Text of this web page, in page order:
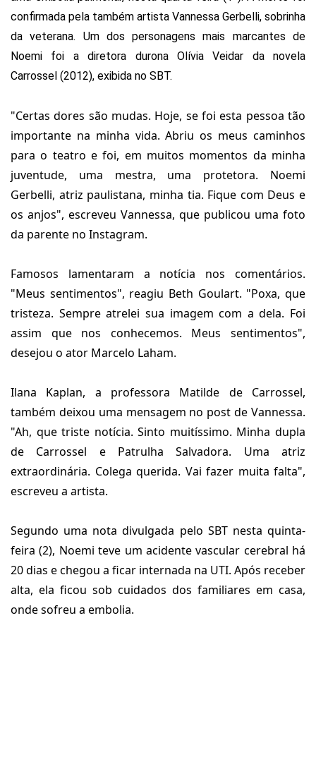
confirmada pela também artista Vannessa Gerbelli, sobrinha
da veterana. Um dos personagens mais marcantes de
Noemi foi a diretora durona Olívia Veidar da novela
Carrossel (2012), exibida no SBT.
"Certas dores são mudas. Hoje, se foi esta pessoa tão
importante na minha vida. Abriu os meus caminhos
para o teatro e foi, em muitos momentos da minha
juventude, uma mestra, uma protetora. Noemi
Gerbelli, atriz paulistana, minha tia. Fique com Deus e
os anjos", escreveu Vannessa, que publicou uma foto
da parente no Instagram.
Famosos lamentaram a notícia nos comentários.
"Meus sentimentos", reagiu Beth Goulart. "Poxa, que
tristeza. Sempre atrelei sua imagem com a dela. Foi
assim que nos conhecemos. Meus sentimentos",
desejou o ator Marcelo Laham.
Ilana Kaplan, a professora Matilde de Carrossel,
também deixou uma mensagem no post de Vannessa.
"Ah, que triste notícia. Sinto muitíssimo. Minha dupla
de Carrossel e Patrulha Salvadora. Uma atriz
extraordinária. Colega querida. Vai fazer muita falta",
escreveu a artista.
Segundo uma nota divulgada pelo SBT nesta quinta-
feira (2), Noemi teve um acidente vascular cerebral há
20 dias e chegou a ficar internada na UTI. Após receber
alta, ela ficou sob cuidados dos familiares em casa,
onde sofreu a embolia.